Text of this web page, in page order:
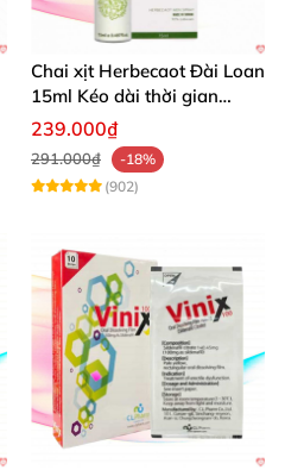
Chai xịt Herbecaot Đài Loan
15ml Kéo dài thời gian
Tăng khoái cảm
239.000₫
291.000₫
-18%
(902)